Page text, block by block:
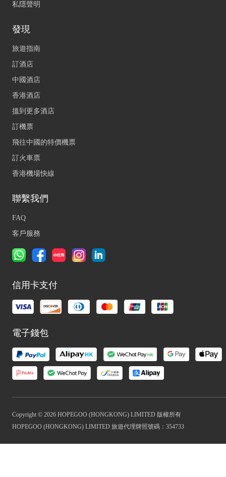
私隱聲明
發現
旅遊指南
訂酒店
中國酒店
香港酒店
搵到更多酒店
訂機票
飛往中國的特價機票
訂火車票
香港機場快線
聯繫我們
FAQ
客戶服務
信用卡支付
電子錢包
Copyright © 2026 HOPEGOO (HONGKONG) LIMITED 版權所有
HOPEGOO (HONGKONG) LIMITED 旅遊代理牌照號碼：354733